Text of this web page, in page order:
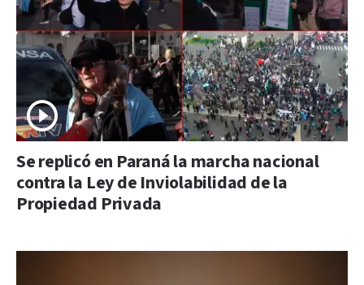
Se replicó en Paraná la marcha nacional
contra la Ley de Inviolabilidad de la
Propiedad Privada